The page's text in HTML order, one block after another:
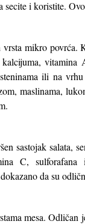
i koristite.
mikro povrća.
ili na
maslinama,
sastojak salata,
C,
da su
mesa.